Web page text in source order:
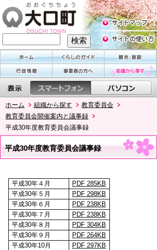
ホーム 組織から探す
教育委員会
教育委員会開催案内と議事録
平成30年度教育委員会議事録
平成30年度教育委員会議事録
平成30年４月
PDF 285KB
平成30年５月
PDF 298KB
平成30年６月
PDF 238KB
平成30年７月
PDF 238KB
平成30年８月
PDF 304KB
平成30年９月
PDF 264KB
平成30年10月
PDF 297KB